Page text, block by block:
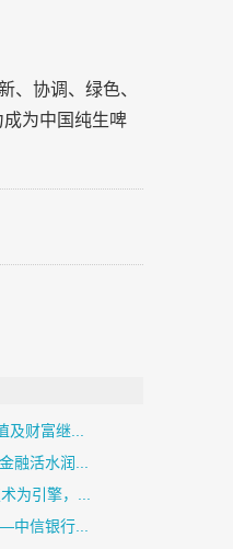
、协调、绿色、
为中国纯生啤
财富继...
融活水润...
为引擎，...
中信银行...